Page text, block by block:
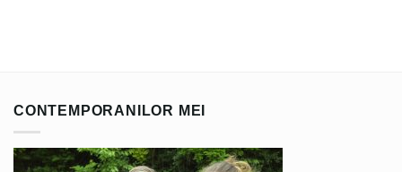
CONTEMPORANILOR MEI